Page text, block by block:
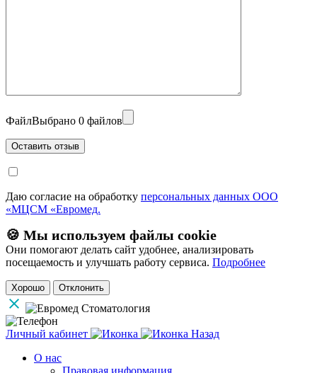
ФайлВыбрано 0 файлов
Даю согласие на обработку персональных данных ООО
«МЦСМ «Евромед.
🍪 Мы используем файлы cookie
Они помогают делать сайт удобнее, анализировать
посещаемость и улучшать работу сервиса. Подробнее
Хорошо Отклонить
Личный кабинет
Назад
О нас
Правовая информация